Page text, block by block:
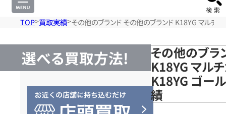
TOP 買取実績 その他のブランド その他のブランド K18YG マルチ
選べる買取方法!
その他のブラ
K18YG マル
K18YG ゴー
績